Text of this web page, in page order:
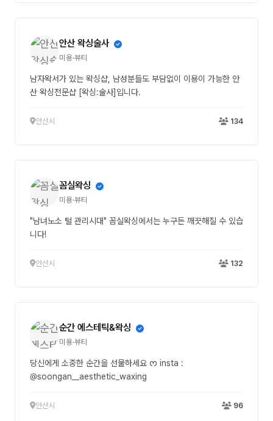
안산 왁싱술사
미용·뷰티
남자왁서가 있는 왁싱샵, 남성분들도 부담없이 이용이 가능한 안
산 왁싱전문샵 [왁싱:술사]입니다.
안산시 134
꼼실왁싱
미용·뷰티
"남녀노소 털 관리시대" 꼼실왁싱에서는 누구든 깨끗해질 수 있습
니다!
안산시 132
순간 에스테틱&왁싱
미용·뷰티
당신에게 소중한 순간을 선물하세요 ᰔ insta :
@soongan__aesthetic_waxing
안산시 96